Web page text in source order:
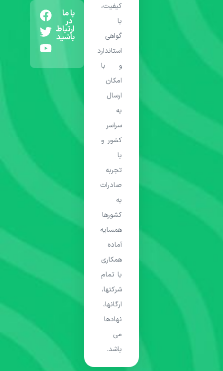
کیفیت،
با
گواهی
استاندارد
و با
امکان
ارسال
به
سراسر
کشور و
با
تجربه
صادرات
به
کشورها
همسایه
آماده
همکاری
با تمام
شرکتها،
ارگانها،
نهادها
می
باشد.
با ما
در
ارتباط
باشید